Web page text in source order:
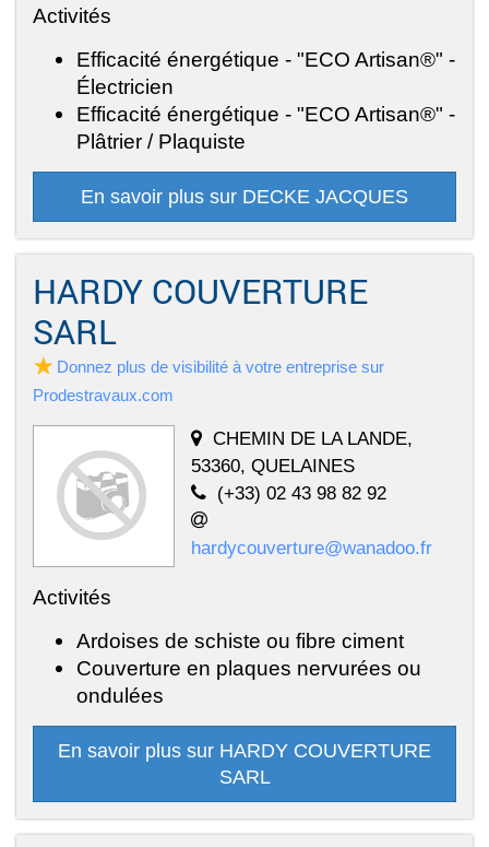
Activités
Efficacité énergétique - "ECO Artisan®" -
Électricien
Efficacité énergétique - "ECO Artisan®" -
Plâtrier / Plaquiste
En savoir plus sur DECKE JACQUES
HARDY COUVERTURE
SARL
Donnez plus de visibilité à votre entreprise sur
Prodestravaux.com
CHEMIN DE LA LANDE,
53360, QUELAINES
(+33) 02 43 98 82 92
hardycouverture@wanadoo.fr
Activités
Ardoises de schiste ou fibre ciment
Couverture en plaques nervurées ou
ondulées
En savoir plus sur HARDY COUVERTURE
SARL